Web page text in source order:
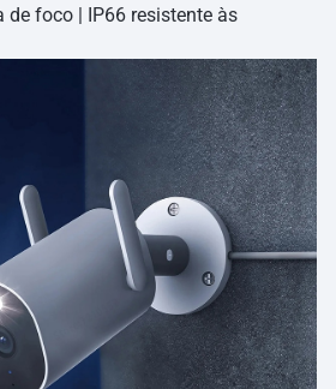
de foco | IP66 resistente às